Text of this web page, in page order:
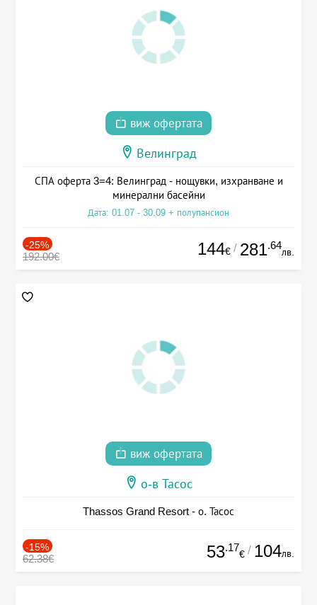
виж офертата
Велинград
СПА оферта 3=4: Велинград - нощувки, изхранване и
минерални басейни
Дата: 01.07 - 30.09 + полупансион
-25%
192.00€ 144€ / 281.64
лв.
виж офертата
о-в Тасос
Thassos Grand Resort - о. Тасос
-15%
62.38€ 53.17
€ / 104лв.